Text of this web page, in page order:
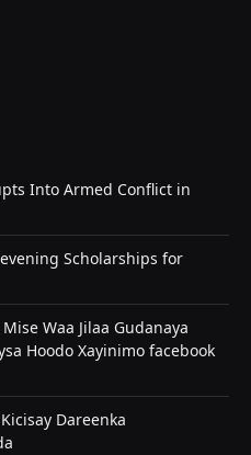
Into Armed Conflict in
Scholarships for
Waa Jilaa Gudanaya
Hoodo Xayinimo facebook
Dareenka